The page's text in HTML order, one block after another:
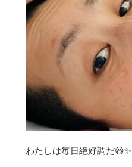
わたしは毎日絶好調だ😆✨